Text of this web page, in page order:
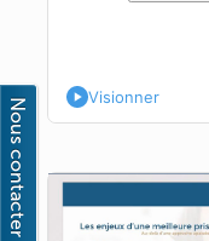
Visionner